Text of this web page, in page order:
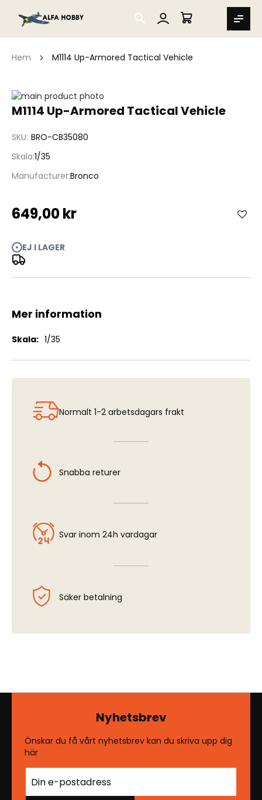
SEARCH
MIN VARUKORG
Hem M1114 Up-Armored Tactical Vehicle
M1114 Up-Armored Tactical Vehicle
SKU BRO-CB35080
Skala 1/35
ManufacturerBronco
649,00 kr
EJ I LAGER
Hoppa
till
bildgalleriet
Hoppa
av
bildgalleriet
Mer information
Mer
1/35
Normalt 1-2 arbetsdagars frakt
Snabba returer
Svar inom 24h vardagar
Säker betalning
Nyhetsbrev
Önskar du få vårt nyhetsbrev kan du skriva upp dig
här